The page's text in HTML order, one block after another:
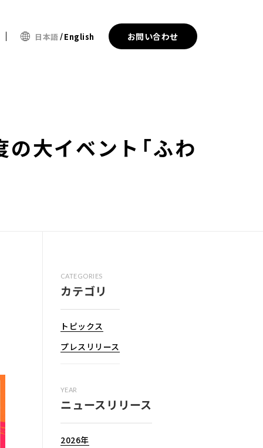
日本語 English お問い合わせ
大イベント「ふわ
CATEGORIES
カテゴリ
トピックス
プレスリリース
YEAR
ニュースリリース
2026年